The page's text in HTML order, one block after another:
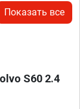
Показать все
S60 2.4